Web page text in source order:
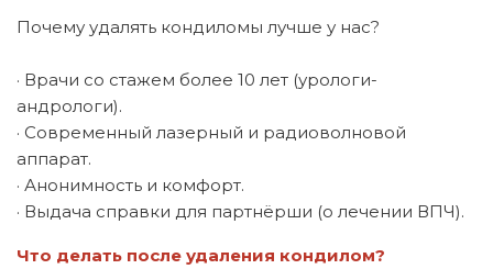
Почему удалять кондиломы лучше у нас?
· Врачи со стажем более 10 лет (урологи-
андрологи).
· Современный лазерный и радиоволновой
аппарат.
· Анонимность и комфорт.
· Выдача справки для партнёрши (о лечении ВПЧ).
Что делать после удаления кондилом?